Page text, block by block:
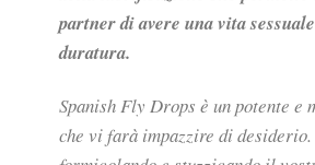
partner di avere una vita
duratura.
Spanish Fly Drops è un potente e
che vi farà impazzire di